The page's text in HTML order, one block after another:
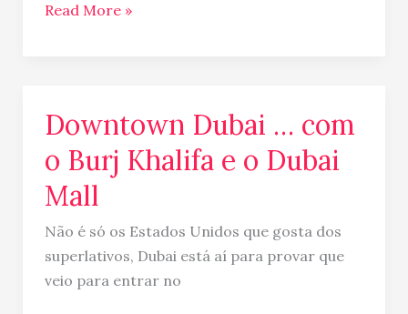
Read More »
Downtown Dubai … com
o Burj Khalifa e o Dubai
Mall
Não é só os Estados Unidos que gosta dos
superlativos, Dubai está aí para provar que
veio para entrar no
Downtown
…
com
Burj
Khalifa
e